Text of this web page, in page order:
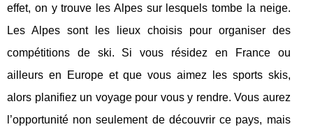
effet, on y trouve les Alpes sur lesquels tombe la neige.
Les Alpes sont les lieux choisis pour organiser des
compétitions de ski. Si vous résidez en France ou
ailleurs en Europe et que vous aimez les sports skis,
alors planifiez un voyage pour vous y rendre. Vous aurez
l’opportunité non seulement de découvrir ce pays, mais